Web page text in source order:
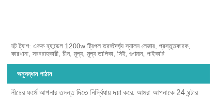
হট ট্যাগ: একক হ্যান্ডেল 1200w ট্রিপল তরঙ্গদৈর্ঘ্য স্যালন লেজার, প্রস্তুতকারক,
কারখানা, সরবরাহকারী, চীন, মূল্য, মূল্য তালিকা, সিই, গুণমান, পাইকারি
অনুসন্ধান পাঠান
নীচের ফর্মে আপনার তদন্ত দিতে নির্দ্বিধায় দয়া করে. আমরা আপনাকে 24 ঘন্টার